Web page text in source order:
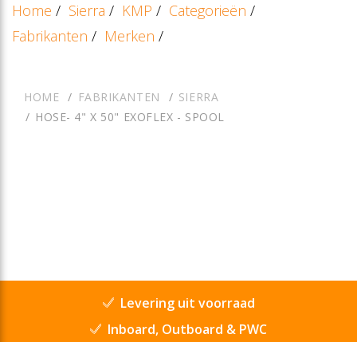
Home / Sierra / KMP / Categorieën /
Fabrikanten / Merken /
HOME FABRIKANTEN
SIERRA
HOSE- 4" X 50" EXOFLEX - SPOOL
Levering uit voorraad
Inboard, Outboard & PWC